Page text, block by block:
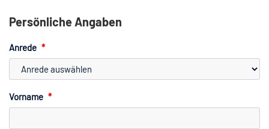
Persönliche Angaben
Anrede *
Vorname *